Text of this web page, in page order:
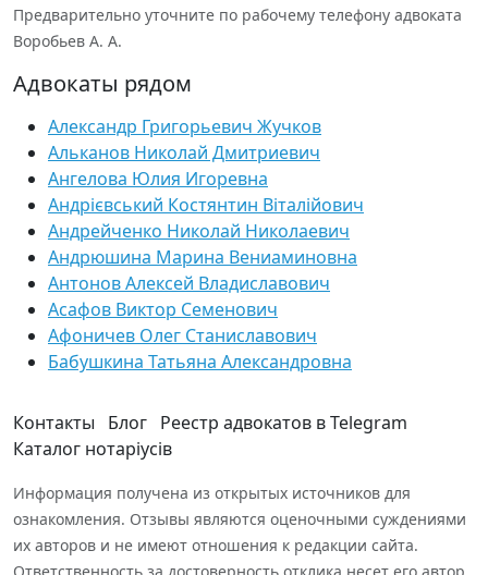
Предварительно уточните по рабочему телефону адвоката
Воробьев А. А.
Адвокаты рядом
Александр Григорьевич Жучков
Альканов Николай Дмитриевич
Ангелова Юлия Игоревна
Андрієвський Костянтин Віталійович
Андрейченко Николай Николаевич
Андрюшина Марина Вениаминовна
Антонов Алексей Владиславович
Асафов Виктор Семенович
Афоничев Олег Станиславович
Бабушкина Татьяна Александровна
Контакты Блог Реестр адвокатов в Telegram
Каталог нотаріусів
Информация получена из открытых источников для
ознакомления. Отзывы являются оценочными суждениями
их авторов и не имеют отношения к редакции сайта.